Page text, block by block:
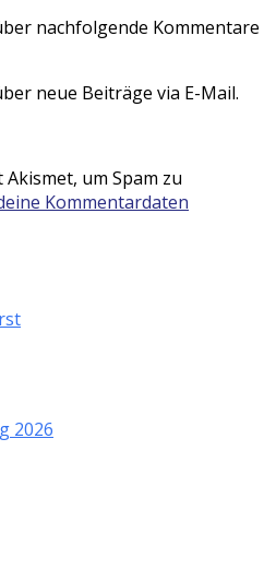
nachfolgende Kommentare
neue Beiträge via E-Mail.
um Spam zu
Kommentardaten
2026